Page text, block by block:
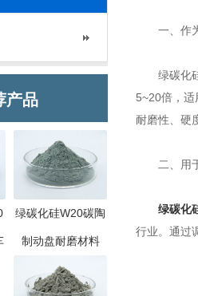
产品
绿碳化硅W20碳陶
制动盘耐磨材料
一、作为
绿碳化硅
5~20倍，
耐磨性、硬
二、用于
绿碳化
行业。通过